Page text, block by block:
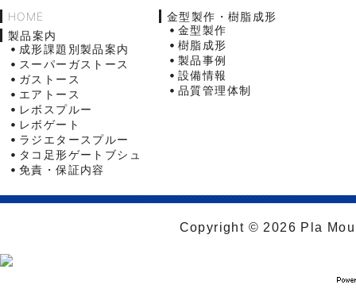
HOME
製品案内
成形課題別製品案内
スーパーガストース
ガストース
エアトース
レボスプルー
レボゲート
ラジエタースプルー
タコ足形ゲートブシュ
免責・保証内容
金型製作・樹脂成形
金型製作
樹脂成形
製品事例
設備情報
品質管理体制
Copyright © 2026 Pla